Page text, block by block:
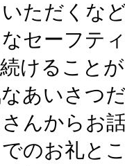
ただくな
セーフテ
けること
あいさつ
んからお
のお礼と